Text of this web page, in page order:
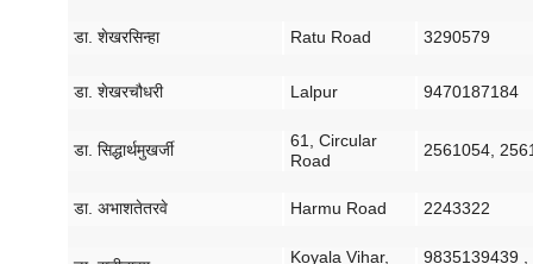
डा. शेखरसिन्हा Ratu Road 3290579
डा. शेखरचौधरी Lalpur 9470187184
डा. सिद्धार्थमुखर्जी
61, Circular
Road
2561054,
डा. अभाशतेतरवे Harmu Road 2243322
Koyala Vihar,
9835139439 ,